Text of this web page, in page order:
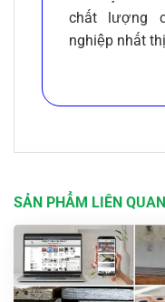
chất lượng
nghiệp nhất
SẢN PHẨM LIÊN QUAN